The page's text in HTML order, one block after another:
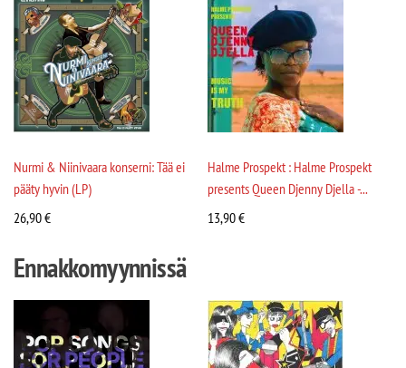
Nurmi & Niinivaara konserni: Tää ei
pääty hyvin (LP)
26,90€
Halme Prospekt : Halme Prospekt
presents Queen Djenny Djella -...
13,90€
Ennakkomyynnissä